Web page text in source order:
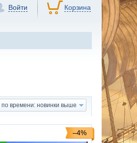
Войти Корзина
по времени: новинки выше
–4%